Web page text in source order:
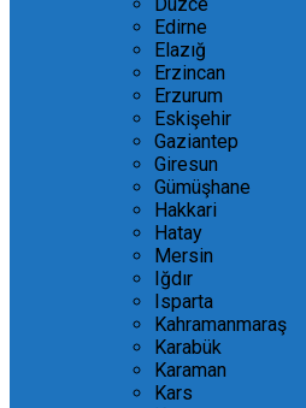
Edirne
Elazığ
Erzincan
Erzurum
Eskişehir
Gaziantep
Giresun
Gümüşhane
Hakkari
Hatay
Mersin
Iğdır
Isparta
Kahramanmaraş
Karabük
Karaman
Kars